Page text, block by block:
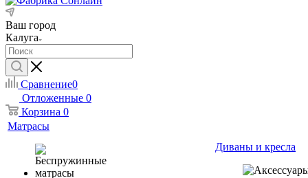
Ваш город
Калуга
Сравнение0
Отложенные 0
Корзина 0
Матрасы
Диваны и кресла